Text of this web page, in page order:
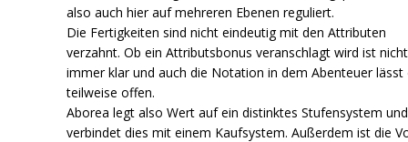
also auch hier auf mehreren Ebenen reguliert.
Die Fertigkeiten sind nicht eindeutig mit den Attributen
verzahnt. Ob ein Attributsbonus veranschlagt wird ist nicht
immer klar und auch die Notation in dem Abenteuer lässt
teilweise offen.
Aborea legt also Wert auf ein distinktes Stufensystem und
verbindet dies mit einem Kaufsystem. Außerdem ist die